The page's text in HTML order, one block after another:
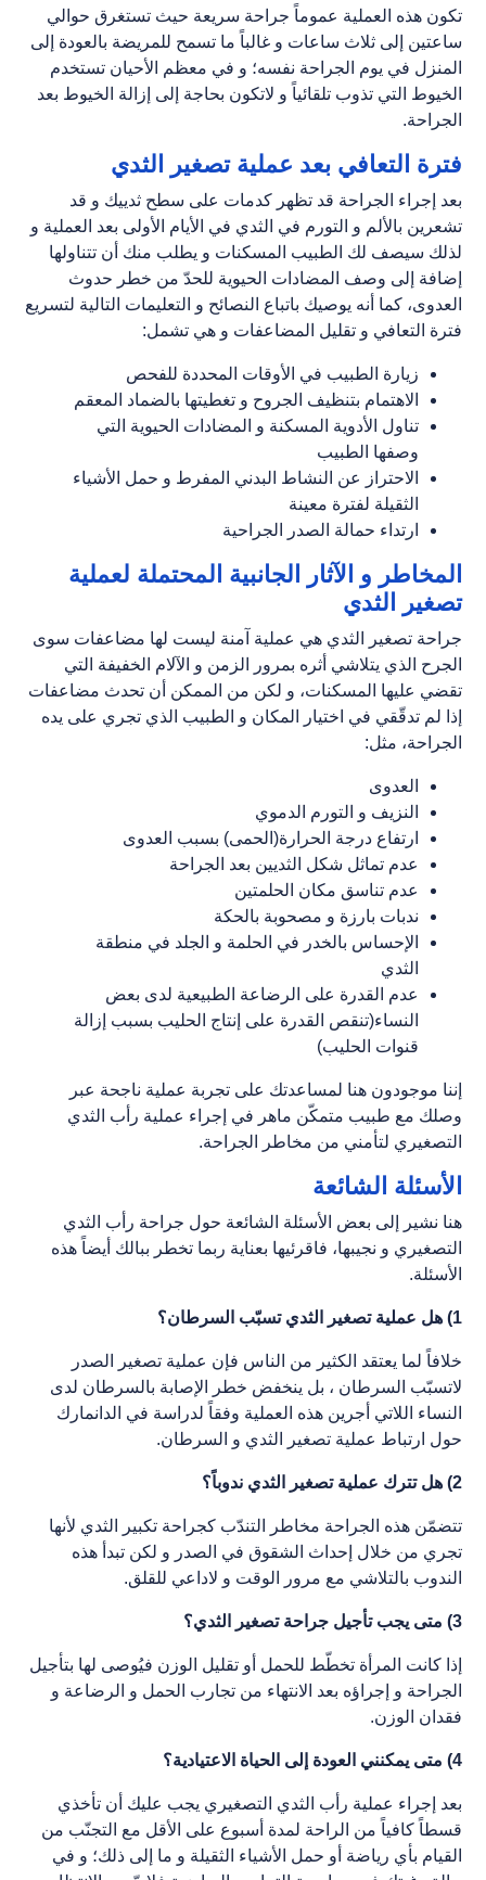
تكون هذه العملية عموماً جراحة سريعة حيث تستغرق حوالي
ساعتين إلى ثلاث ساعات و غالباً ما تسمح للمريضة بالعودة إلى
المنزل في يوم الجراحة نفسه؛ و في معظم الأحيان تستخدم
الخيوط التي تذوب تلقائياً و لاتكون بحاجة إلى إزالة الخيوط بعد
الجراحة.
فترة التعافي بعد عملية تصغير الثدي
بعد إجراء الجراحة قد تظهر كدمات على سطح ثدييك و قد
تشعرين بالألم و التورم في الثدي في الأيام الأولى بعد العملية و
لذلك سيصف لك الطبيب المسكنات و يطلب منك أن تتناولها
إضافة إلى وصف المضادات الحيوية للحدّ من خطر حدوث
العدوى، كما أنه يوصيك باتباع النصائح و التعليمات التالية لتسريع
فترة التعافي و تقليل المضاعفات و هي تشمل:
زيارة الطبيب في الأوقات المحددة للفحص
الاهتمام بتنظيف الجروح و تغطيتها بالضماد المعقم
تناول الأدوية المسكنة و المضادات الحيوية التي
وصفها الطبيب
الاحتراز عن النشاط البدني المفرط و حمل الأشياء
الثقيلة لفترة معينة
ارتداء حمالة الصدر الجراحية
المخاطر و الآثار الجانبية المحتملة لعملية
تصغير الثدي
جراحة تصغير الثدي هي عملية آمنة ليست لها مضاعفات سوى
الجرح الذي يتلاشي أثره بمرور الزمن و الآلام الخفيفة التي
تقضي عليها المسكنات، و لكن من الممكن أن تحدث مضاعفات
إذا لم تدقّقي في اختيار المكان و الطبيب الذي تجري على يده
الجراحة، مثل:
العدوى
النزيف و التورم الدموي
ارتفاع درجة الحرارة(الحمى) بسبب العدوى
عدم تماثل شكل الثديين بعد الجراحة
عدم تناسق مكان الحلمتين
ندبات بارزة و مصحوبة بالحكة
الإحساس بالخدر في الحلمة و الجلد في منطقة
الثدي
عدم القدرة على الرضاعة الطبيعية لدى بعض
النساء(تنقص القدرة على إنتاج الحليب بسبب إزالة
قنوات الحليب)
إننا موجودون هنا لمساعدتك على تجربة عملية ناجحة عبر
وصلك مع طبيب متمكّن ماهر في إجراء عملية رأب الثدي
التصغيري لتأمني من مخاطر الجراحة.
الأسئلة الشائعة
هنا نشير إلى بعض الأسئلة الشائعة حول جراحة رأب الثدي
التصغيري و نجيبها، فاقرئيها بعناية ربما تخطر ببالك أيضاً هذه
الأسئلة.
1) هل عملية تصغير الثدي تسبّب السرطان؟
خلافاً لما يعتقد الكثير من الناس فإن عملية تصغير الصدر
لاتسبّب السرطان ، بل ينخفض خطر الإصابة بالسرطان لدى
النساء اللاتي أجرين هذه العملية وفقاً لدراسة في الدانمارك
حول ارتباط عملية تصغير الثدي و السرطان.
2) هل تترك عملية تصغير الثدي ندوباً؟
تتضمّن هذه الجراحة مخاطر التندّب كجراحة تكبير الثدي لأنها
تجري من خلال إحداث الشقوق في الصدر و لكن تبدأ هذه
الندوب بالتلاشي مع مرور الوقت و لاداعي للقلق.
3) متى يجب تأجيل جراحة تصغير الثدي؟
إذا كانت المرأة تخطّط للحمل أو تقليل الوزن فيُوصى لها بتأجيل
الجراحة و إجراؤه بعد الانتهاء من تجارب الحمل و الرضاعة و
فقدان الوزن.
4) متى يمكنني العودة إلى الحياة الاعتيادية؟
بعد إجراء عملية رأب الثدي التصغيري يجب عليك أن تأخذي
قسطاً كافياً من الراحة لمدة أسبوع على الأقل مع التجنّب من
القيام بأي رياضة أو حمل الأشياء الثقيلة و ما إلى ذلك؛ و في